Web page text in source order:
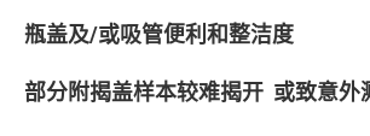
瓶盖及/或吸管便利和整洁度
部分附揭盖样本较难揭开 或致意外